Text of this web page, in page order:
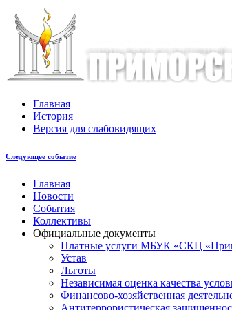
Главная
История
Версия для слабовидящих
Следующее событие
Главная
Новости
События
Коллективы
Официальные документы
Платные услуги МБУК «СКЦ
Устав
Льготы
Незaвисимая oценка кaчествa
Финансово-хозяйственная